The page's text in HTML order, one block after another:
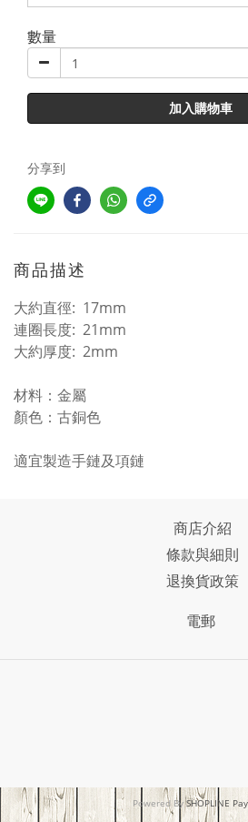
數量
加入購物車
分享到
商品描述
大約直徑: 17mm
連圈長度: 21mm
大約厚度: 2mm
材料：金屬
顏色：古銅色
適宜製造手鏈及項鏈
商店介紹
條款與細則
退換貨政策
電郵
Powered BySHOPLINE